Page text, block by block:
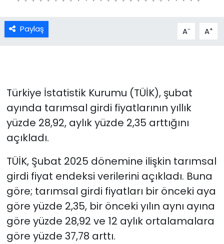
Paylaş A- A+
Türkiye İstatistik Kurumu (TÜİK), şubat
ayında tarımsal girdi fiyatlarının yıllık
yüzde 28,92, aylık yüzde 2,35 arttığını
açıkladı.
TÜİK, Şubat 2025 dönemine ilişkin tarımsal
girdi fiyat endeksi verilerini açıkladı. Buna
göre; tarımsal girdi fiyatları bir önceki aya
göre yüzde 2,35, bir önceki yılın aynı ayına
göre yüzde 28,92 ve 12 aylık ortalamalara
göre yüzde 37,78 arttı.